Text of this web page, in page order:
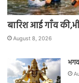
बारिश आई गाँव
August 8, 2026